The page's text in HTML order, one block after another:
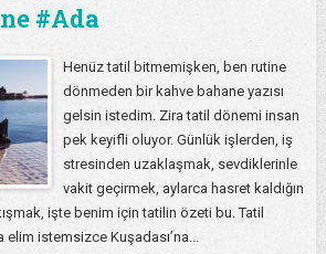
#Ada
Henüz tatil bitmemişken, ben rutine
dönmeden bir kahve bahane yazısı
gelsin istedim. Zira tatil dönemi insan
pek keyifli oluyor. Günlük işlerden, iş
stresinden uzaklaşmak, sevdiklerinle
vakit geçirmek, aylarca hasret kaldığın
işte benim için tatilin özeti bu. Tatil
elim istemsizce Kuşadası’na...